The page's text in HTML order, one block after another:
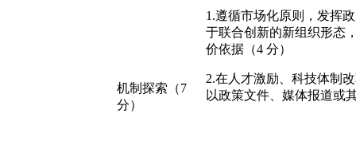
机制探索（7
分）
1.遵循市场化原则，发挥
于联合创新的新组织形态
价依据（4 分）
2.在人才激励、科技体制
以政策文件、媒体报道或